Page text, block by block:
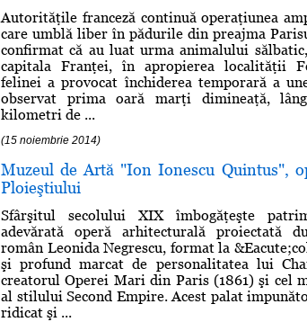
Autorităţile franceză continuă operaţiunea
care umblă liber în pădurile din preajma
confirmat că au luat urma animalului
capitala Franţei, în apropierea localităţii
felinei a provocat închiderea temporară a
observat prima oară marţi dimineaţă,
kilometri de ...
(15 noiembrie 2014)
Muzeul de Artă "Ion Ionescu Quintus",
Ploieştiului
Sfârşitul secolului XIX îmbogăţeşte
adevărată operă arhitecturală proiectată
român Leonida Negrescu, format la
şi profund marcat de personalitatea lui
creatorul Operei Mari din Paris (1861) şi cel
al stilului Second Empire. Acest palat
ridicat şi ...